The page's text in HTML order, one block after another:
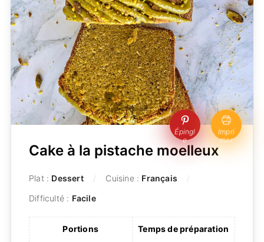
Épingl
e
Impri
mer
Cake à la pistache moelleux
Plat : Dessert Cuisine : Français
Difficulté : Facile
Portions
Temps de préparation